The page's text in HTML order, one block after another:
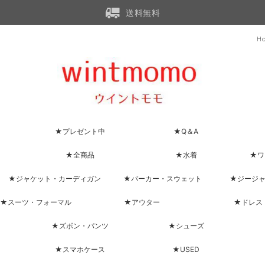
送料無料
★プレゼント中 ★Q＆A
★全商品 ★水着 ★ワ
★ジャケット・カーディガン ★パーカー・スウェット ★ジージ
★スーツ・フォーマル ★アウター ★ドレス
★ズボン・パンツ ★シューズ
★スマホケース ★USED